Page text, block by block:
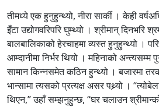
तीमध्ये एक हुनुहुन्थ्यो, नीरा सार्की । केही
इँटा उद्योगवरिपरि घुम्थ्यो । श्रीमान् दिनभरि
बालबालिकाको हेरचाहमा व्यस्त हुनुहुन्थ्यो ।
आम्दानीमा निर्भर थियो । महिनाको
सामान किन्नसमेत कठिन हुन्थ्यो । बजारमा
भान्सामा त्यसको प्रत्यक्ष असर पथ्र्यो ।
थिएन,” उहाँ सम्झनुहुन्छ, “घर चलाउन